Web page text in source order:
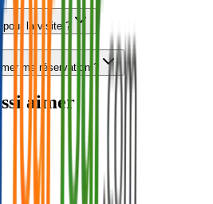
la visite ?
ma réservation ?
aimer